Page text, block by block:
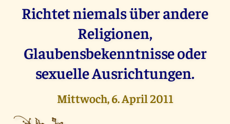
Richtet niemals über andere
Religionen,
Glaubensbekenntnisse oder
sexuelle Ausrichtungen.
Mittwoch, 6. April 2011